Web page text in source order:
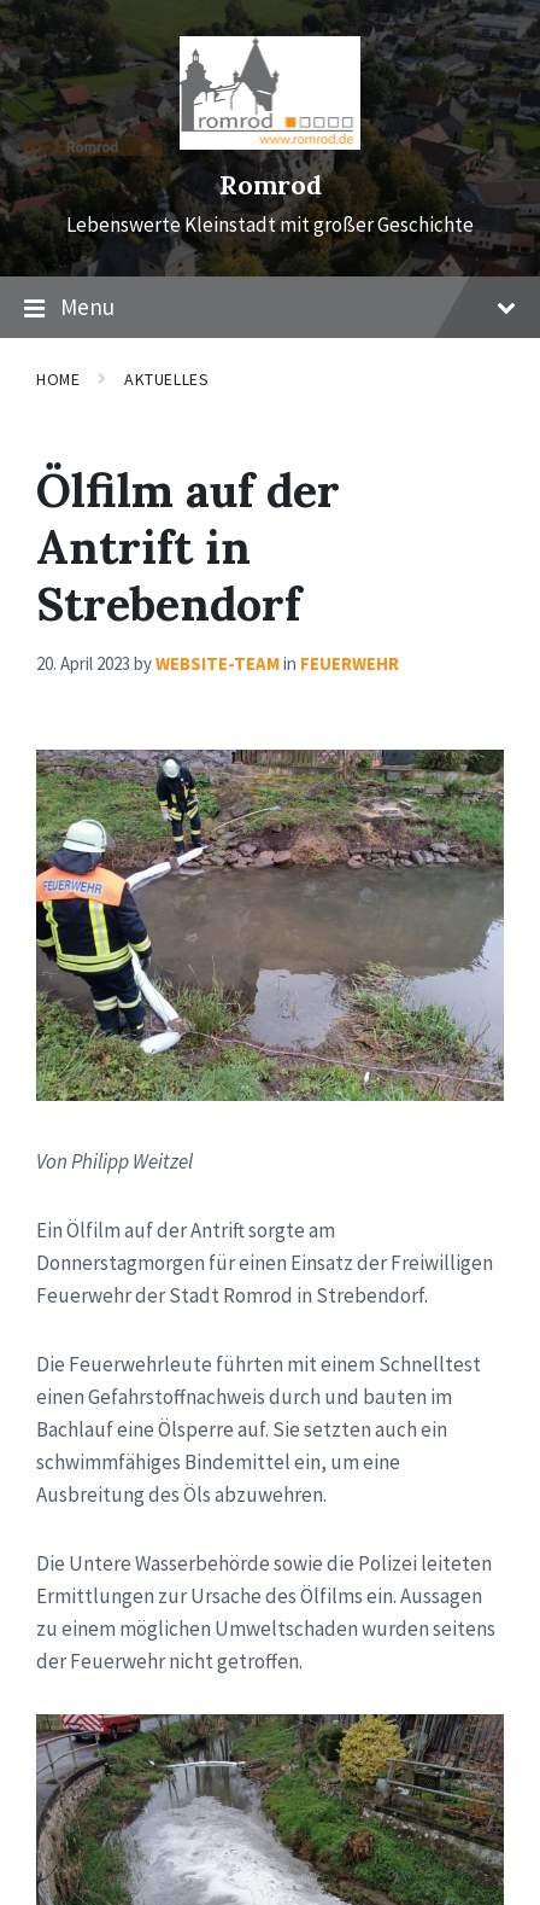
Skip
to
content
Skip
to
main
navigation
Skip
to
footer
Romrod
Lebenswerte Kleinstadt mit großer Geschichte
Menu
HOME AKTUELLES
Ölfilm auf der
Antrift in
Strebendorf
20. April 2023 byWEBSITE-TEAMin FEUERWEHR
Von Philipp Weitzel
Ein Ölfilm auf der Antrift sorgte am
Donnerstagmorgen für einen Einsatz der Freiwilligen
Feuerwehr der Stadt Romrod in Strebendorf.
Die Feuerwehrleute führten mit einem Schnelltest
einen Gefahrstoffnachweis durch und bauten im
Bachlauf eine Ölsperre auf. Sie setzten auch ein
schwimmfähiges Bindemittel ein, um eine
Ausbreitung des Öls abzuwehren.
Die Untere Wasserbehörde sowie die Polizei leiteten
Ermittlungen zur Ursache des Ölfilms ein. Aussagen
zu einem möglichen Umweltschaden wurden seitens
der Feuerwehr nicht getroffen.